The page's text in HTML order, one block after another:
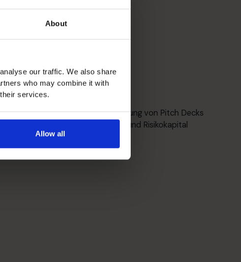
About
our traffic. We also share
who may combine it with
services.
Allow all
Mittelbeschaffung
Szenariomodellierung, Erstellung von Pitch Decks
zur Beschaffung von Start- und Risikokapital